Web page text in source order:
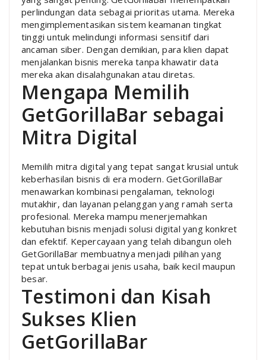
perlindungan data sebagai prioritas utama. Mereka
mengimplementasikan sistem keamanan tingkat
tinggi untuk melindungi informasi sensitif dari
ancaman siber. Dengan demikian, para klien dapat
menjalankan bisnis mereka tanpa khawatir data
mereka akan disalahgunakan atau diretas.
Mengapa Memilih
GetGorillaBar sebagai
Mitra Digital
Memilih mitra digital yang tepat sangat krusial untuk
keberhasilan bisnis di era modern. GetGorillaBar
menawarkan kombinasi pengalaman, teknologi
mutakhir, dan layanan pelanggan yang ramah serta
profesional. Mereka mampu menerjemahkan
kebutuhan bisnis menjadi solusi digital yang konkret
dan efektif. Kepercayaan yang telah dibangun oleh
GetGorillaBar membuatnya menjadi pilihan yang
tepat untuk berbagai jenis usaha, baik kecil maupun
besar.
Testimoni dan Kisah
Sukses Klien
GetGorillaBar